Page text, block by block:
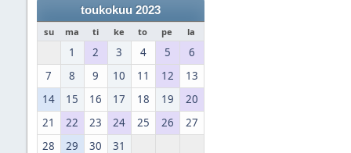
toukokuu 2023
su ma ti ke to pe la
1 2 3 4 5
6
7
8 9 10 11 12
13
14
15 16 17 18 19
20
21
22 23 24 25 26
27
28
29 30 31